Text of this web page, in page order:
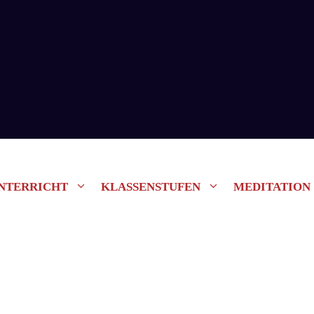
KLASSENSTUFEN MEDITATION